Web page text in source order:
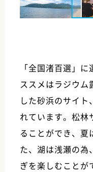
「全国渚百選」
ススメはラジウム
した砂浜のサイ
れています。松林
ることができ、夏
た、湖は浅瀬の為
ぎを楽しむことが